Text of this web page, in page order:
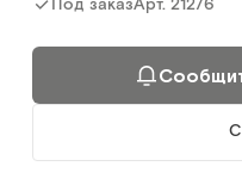
Под заказАрт. 21276